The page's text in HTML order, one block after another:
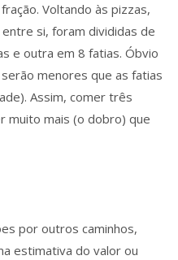
Voltando às pizzas,
si, foram divididas de
e outra em 8 fatias. Óbvio
menores que as fatias
Assim, comer três
muito mais (o dobro) que
por outros caminhos,
estimativa do valor ou